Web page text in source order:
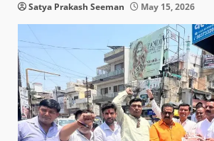
Satya Prakash Seeman May 15, 2026